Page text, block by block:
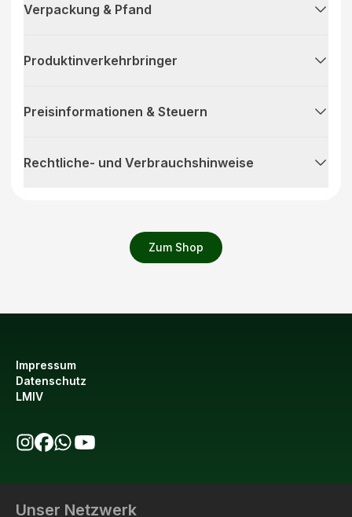
Zum Shop
Verpackung & Pfand
Produktinverkehrbringer
Preisinformationen & Steuern
Rechtliche- und Verbrauchshinweise
Impressum
Datenschutz
LMIV
Unser Netzwerk